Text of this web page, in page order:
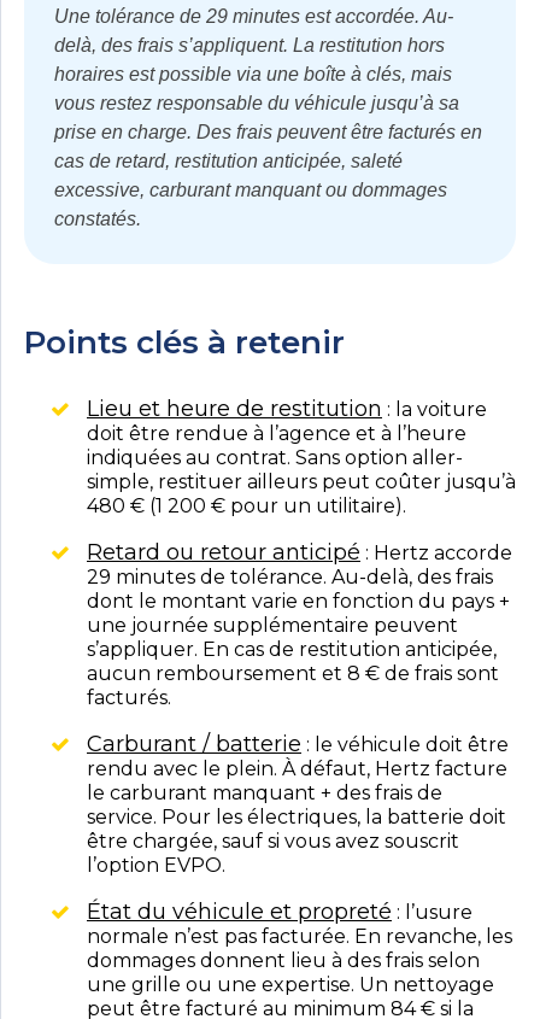
Une tolérance de 29 minutes est accordée. Au-
delà, des frais s’appliquent. La restitution hors
horaires est possible via une boîte à clés, mais
vous restez responsable du véhicule jusqu’à sa
prise en charge. Des frais peuvent être facturés en
cas de retard, restitution anticipée, saleté
excessive, carburant manquant ou dommages
constatés.
Points clés à retenir
Lieu et heure de restitution : la voiture
doit être rendue à l’agence et à l’heure
indiquées au contrat. Sans option aller-
simple, restituer ailleurs peut coûter jusqu’à
480 € (1 200 € pour un utilitaire).
Retard ou retour anticipé : Hertz accorde
29 minutes de tolérance. Au-delà, des frais
dont le montant varie en fonction du pays +
une journée supplémentaire peuvent
s’appliquer. En cas de restitution anticipée,
aucun remboursement et 8 € de frais sont
facturés.
Carburant / batterie : le véhicule doit être
rendu avec le plein. À défaut, Hertz facture
le carburant manquant + des frais de
service. Pour les électriques, la batterie doit
être chargée, sauf si vous avez souscrit
l’option EVPO.
État du véhicule et propreté : l’usure
normale n’est pas facturée. En revanche, les
dommages donnent lieu à des frais selon
une grille ou une expertise. Un nettoyage
peut être facturé au minimum 84 € si la